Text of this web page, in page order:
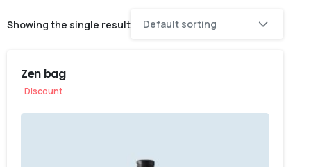
Showing the single result Default sorting
Zen bag
Discount